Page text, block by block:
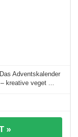
Adventskalender
kreative veget ...
»